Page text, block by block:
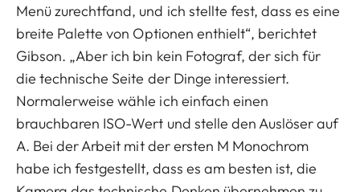
Menü zurechtfand, und ich stellte fest, dass es eine
breite Palette von Optionen enthielt“, berichtet
Gibson. „Aber ich bin kein Fotograf, der sich für
die technische Seite der Dinge interessiert.
Normalerweise wähle ich einfach einen
brauchbaren ISO-Wert und stelle den Auslöser auf
A. Bei der Arbeit mit der ersten M Monochrom
habe ich festgestellt, dass es am besten ist, die